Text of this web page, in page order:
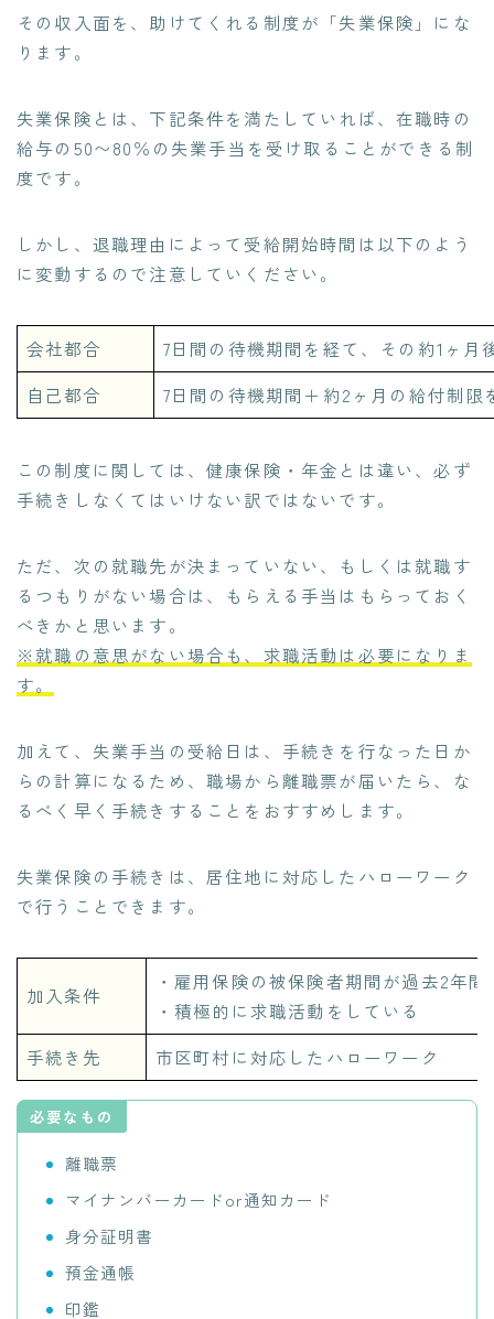
その収入面を、助けてくれる制度が「失業保険」にな
ります。
失業保険とは、下記条件を満たしていれば、在職時の
給与の50〜80％の失業手当を受け取ることができる制
度です。
しかし、退職理由によって受給開始時間は以下のよう
に変動するので注意していください。
会社都合
7日間の待機期間を経て、その約1ヶ月
自己都合
7日間の待機期間＋約2ヶ月の給付制
この制度に関しては、健康保険・年金とは違い、必ず
手続きしなくてはいけない訳ではないです。
ただ、次の就職先が決まっていない、もしくは就職す
るつもりがない場合は、もらえる手当はもらっておく
べきかと思います。
※就職の意思がない場合も、求職活動は必要になりま
す。
加えて、失業手当の受給日は、手続きを行なった日か
らの計算になるため、職場から離職票が届いたら、な
るべく早く手続きすることをおすすめします。
失業保険の手続きは、居住地に対応したハローワーク
で行うことできます。
加入条件
・雇用保険の被保険者期間が過去2年
・積極的に求職活動をしている
手続き先
市区町村に対応したハローワーク
必要なもの
離職票
マイナンバーカードor通知カード
身分証明書
預金通帳
印鑑